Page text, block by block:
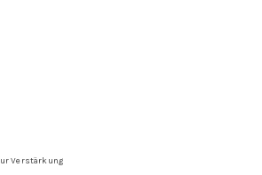
Verstärkung